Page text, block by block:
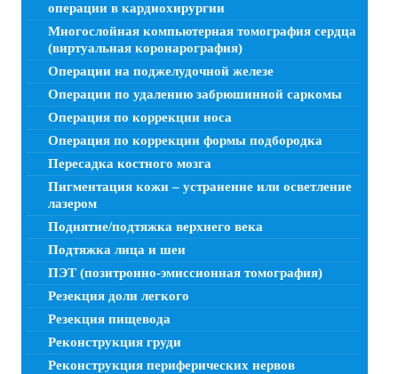
операции в кардиохирургии
Многослойная компьютерная томография сердца
(виртуальная коронарография)
Операции на поджелудочной железе
Операции по удалению забрюшинной саркомы
Операция по коррекции носа
Операция по коррекции формы подбородка
Пересадка костного мозга
Пигментация кожи – устранение или осветление
лазером
Поднятие/подтяжка верхнего века
Подтяжка лица и шеи
ПЭТ (позитронно-эмиссионная томография)
Резекция доли легкого
Резекция пищевода
Реконструкция груди
Реконструкция периферических нервов